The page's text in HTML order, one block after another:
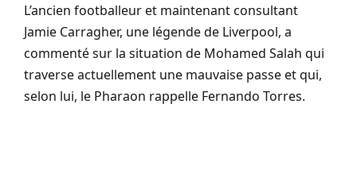
L’ancien footballeur et maintenant consultant
Jamie Carragher, une légende de Liverpool, a
commenté sur la situation de Mohamed Salah qui
traverse actuellement une mauvaise passe et qui,
selon lui, le Pharaon rappelle Fernando Torres.